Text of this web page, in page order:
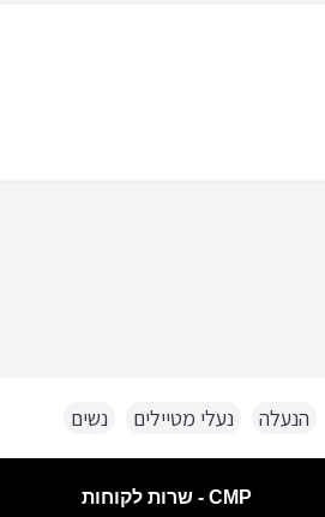
הנעלה נעלי מטיילים נשים
CMP - שרות לקוחות